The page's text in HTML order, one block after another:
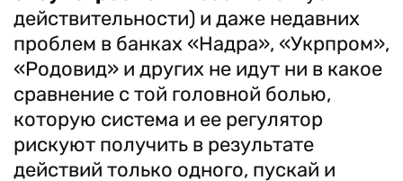
действительности) и даже недавних
проблем в банках «Надра», «Укрпром»,
«Родовид» и других не идут ни в какое
сравнение с той головной болью,
которую система и ее регулятор
рискуют получить в результате
действий только одного, пускай и